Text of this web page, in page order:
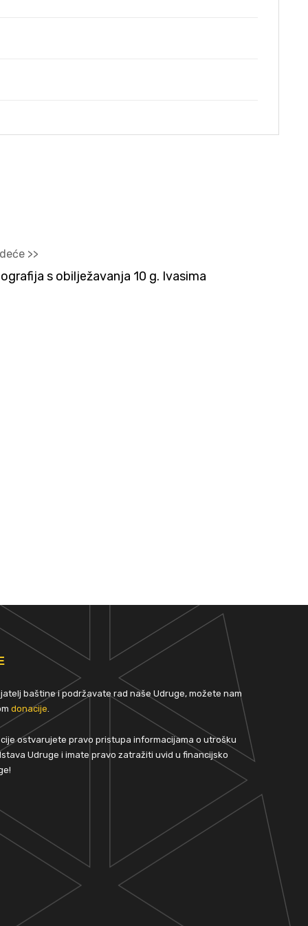
>>
s obilježavanja 10 g. Ivasima
baštine i podržavate rad naše Udruge, možete nam
donacije.
ostvarujete pravo pristupa informacijama o utrošku
Udruge i imate pravo zatražiti uvid u financijsko